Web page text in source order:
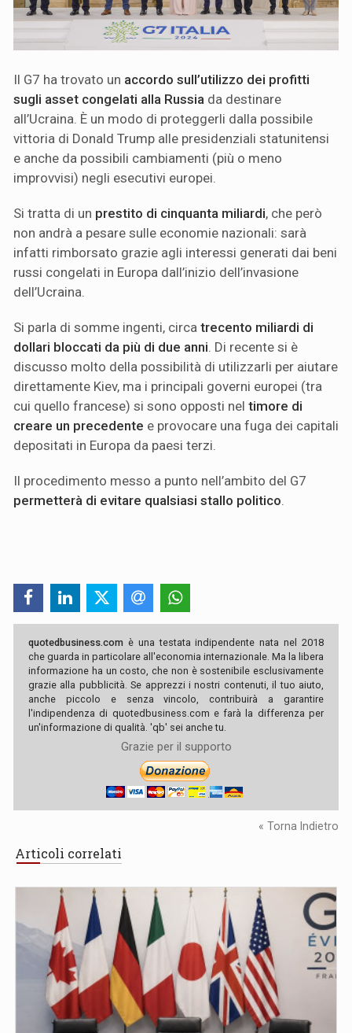
Il G7 ha trovato un accordo sull’utilizzo dei profitti
sugli asset congelati alla Russia da destinare
all’Ucraina. È un modo di proteggerli dalla possibile
vittoria di Donald Trump alle presidenziali statunitensi
e anche da possibili cambiamenti (più o meno
improvvisi) negli esecutivi europei.
Si tratta di un prestito di cinquanta miliardi, che però
non andrà a pesare sulle economie nazionali: sarà
infatti rimborsato grazie agli interessi generati dai beni
russi congelati in Europa dall’inizio dell’invasione
dell’Ucraina.
Si parla di somme ingenti, circa trecento miliardi di
dollari bloccati da più di due anni. Di recente si è
discusso molto della possibilità di utilizzarli per aiutare
direttamente Kiev, ma i principali governi europei (tra
cui quello francese) si sono opposti nel timore di
creare un precedente e provocare una fuga dei capitali
depositati in Europa da paesi terzi.
Il procedimento messo a punto nell’ambito del G7
permetterà di evitare qualsiasi stallo politico.
quotedbusiness.com è una testata indipendente nata nel 2018
che guarda in particolare all'economia internazionale. Ma la libera
informazione ha un costo, che non è sostenibile esclusivamente
grazie alla pubblicità. Se apprezzi i nostri contenuti, il tuo aiuto,
anche piccolo e senza vincolo, contribuirà a garantire
l'indipendenza di quotedbusiness.com e farà la differenza per
un'informazione di qualità. 'qb' sei anche tu.
Grazie per il supporto
« Torna Indietro
Articoli correlati